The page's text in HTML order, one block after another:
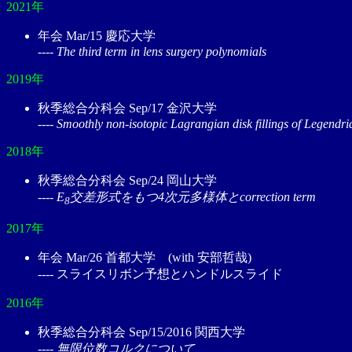
2021年
年会 Mar/15 慶応大学
---- The third term in lens surgery polynomials
2019年
秋季総合分科会 Sep/17 金沢大学
---- Smoothly non-isotopic Lagrangian disk fillings of
2018年
秋季総合分科会 Sep/24 岡山大学
---- E8交差形式をもつ4次元多様体とcorrection term
2017年
年会 Mar/26 首都大学 (with 安部哲哉)
---- スライスリボン予想とハンドルスライド
2016年
秋季総合分科会 Sep/15/2016 関西大学
---- 無限位数コルクについて